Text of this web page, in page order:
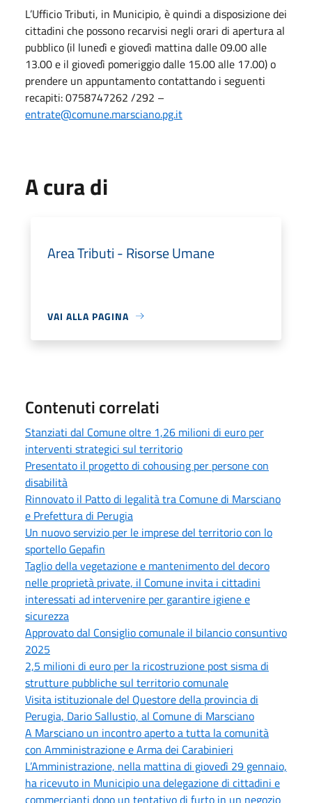
L’Ufficio Tributi, in Municipio, è quindi a disposizione dei
cittadini che possono recarvisi negli orari di apertura al
pubblico (il lunedì e giovedì mattina dalle 09.00 alle
13.00 e il giovedì pomeriggio dalle 15.00 alle 17.00) o
prendere un appuntamento contattando i seguenti
recapiti: 0758747262 /292 –
entrate@comune.marsciano.pg.it
A cura di
Area Tributi - Risorse Umane
VAI ALLA PAGINA
Contenuti correlati
Stanziati dal Comune oltre 1,26 milioni di euro per
interventi strategici sul territorio
Presentato il progetto di cohousing per persone con
disabilità
Rinnovato il Patto di legalità tra Comune di Marsciano
e Prefettura di Perugia
Un nuovo servizio per le imprese del territorio con lo
sportello Gepafin
Taglio della vegetazione e mantenimento del decoro
nelle proprietà private, il Comune invita i cittadini
interessati ad intervenire per garantire igiene e
sicurezza
Approvato dal Consiglio comunale il bilancio consuntivo
2025
2,5 milioni di euro per la ricostruzione post sisma di
strutture pubbliche sul territorio comunale
Visita istituzionale del Questore della provincia di
Perugia, Dario Sallustio, al Comune di Marsciano
A Marsciano un incontro aperto a tutta la comunità
con Amministrazione e Arma dei Carabinieri
L’Amministrazione, nella mattina di giovedì 29 gennaio,
ha ricevuto in Municipio una delegazione di cittadini e
commercianti dopo un tentativo di furto in un negozio